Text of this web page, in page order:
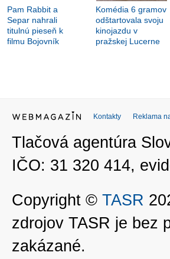
Pam Rabbit a
Separ nahrali
titulnú pieseň k
filmu Bojovník
Komédia 6 gramov
odštartovala svoju
kinojazdu v
pražskej Lucerne
Kontakty Reklama
Tlačová agentúra
IČO: 31 320 414,
Copyright © TASR
zdrojov TASR je bez
zakázané.